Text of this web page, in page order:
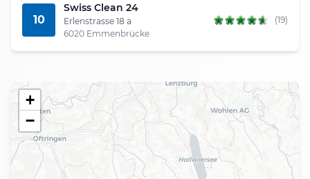
10
Swiss Clean 24
Erlenstrasse 18 a
6020 Emmenbrücke
(19)
+
−